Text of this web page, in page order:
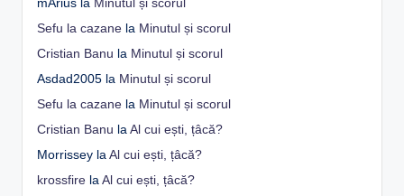
mArius la Minutul și scorul
Sefu la cazane la Minutul și scorul
Cristian Banu la Minutul și scorul
Asdad2005 la Minutul și scorul
Sefu la cazane la Minutul și scorul
Cristian Banu la Al cui ești, țâcă?
Morrissey la Al cui ești, țâcă?
krossfire la Al cui ești, țâcă?